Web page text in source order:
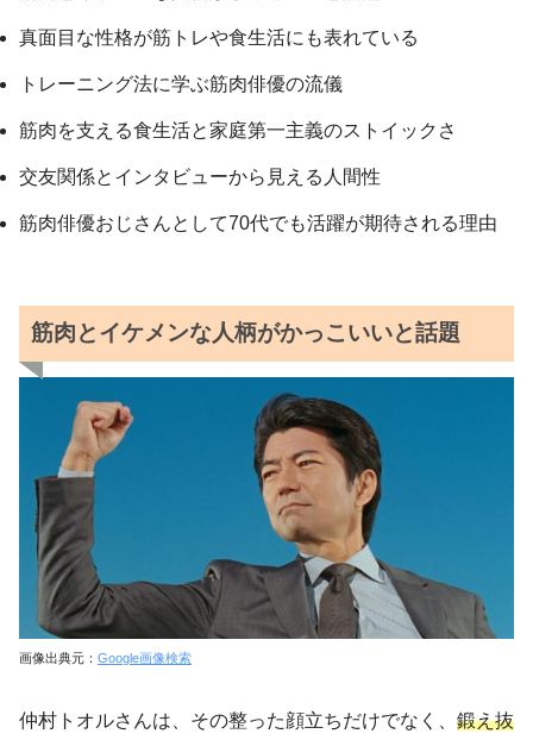
真面目な性格が筋トレや食生活にも表れている
トレーニング法に学ぶ筋肉俳優の流儀
筋肉を支える食生活と家庭第一主義のストイックさ
交友関係とインタビューから見える人間性
筋肉俳優おじさんとして70代でも活躍が期待される理由
筋肉とイケメンな人柄がかっこいいと話題
画像出典元： Google画像検索
仲村トオルさんは、その整った顔立ちだけでなく、 鍛え抜